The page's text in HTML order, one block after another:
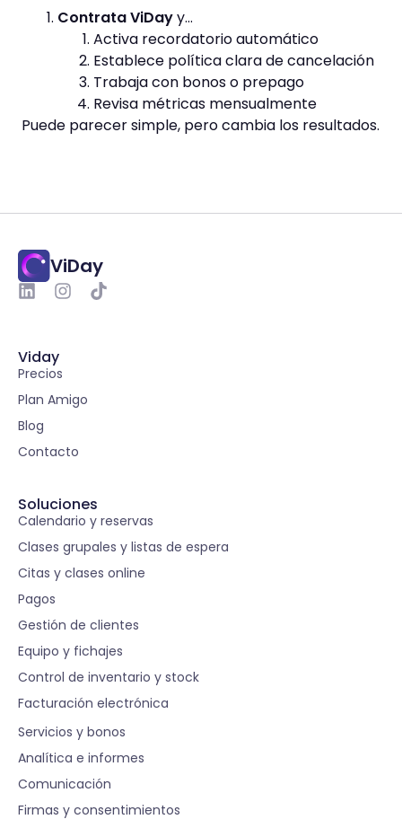
Contrata ViDayy…
Activa recordatorio automático
Establece política clara de cancelación
Trabaja con bonos o prepago
Revisa métricas mensualmente
Puede parecer simple, pero cambia los resultados.
ViDay
Viday
Precios
Plan Amigo
Blog
Contacto
Soluciones
Calendario y reservas
Clases grupales y listas de espera
Citas y clases online
Pagos
Gestión de clientes
Equipo y fichajes
Control de inventario y stock
Facturación electrónica
Servicios y bonos
Analítica e informes
Comunicación
Firmas y consentimientos